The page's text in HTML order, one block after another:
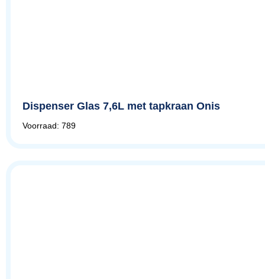
Dispenser Glas 7,6L met tapkraan Onis
Voorraad: 789